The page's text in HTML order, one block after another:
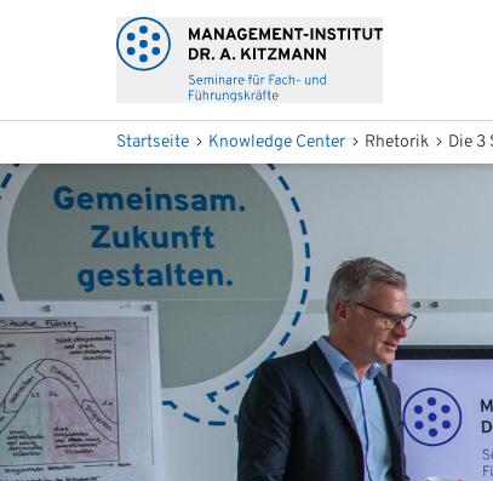
Startseite Knowledge Center Rhetorik Die 3